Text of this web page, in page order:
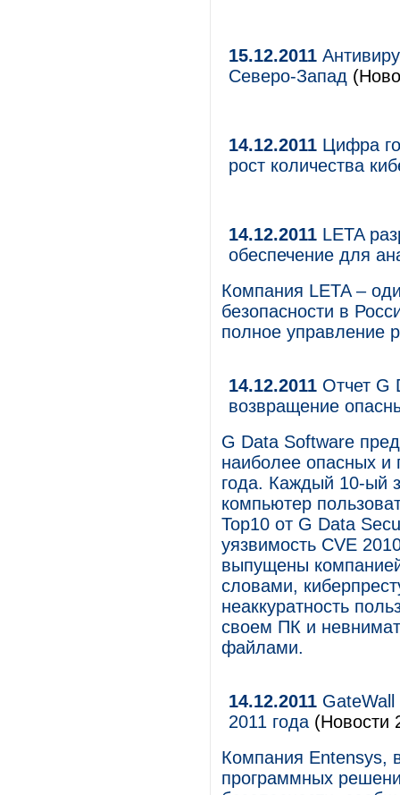
15.12.2011
Северо-Запад
14.12.2011 Цифра
рост количества
14.12.2011 LETA
обеспечение для
Компания LETA –
безопасности в
полное управление
14.12.2011 Отчет G
возвращение
G Data Software
наиболее опасных и
года. Каждый 10-ый
компьютер
Top10 от G Data
уязвимость CVE
выпущены
словами,
неаккуратность
своем ПК и
файлами.
14.12.2011
2011 года (Новости
Компания Entensys,
программных